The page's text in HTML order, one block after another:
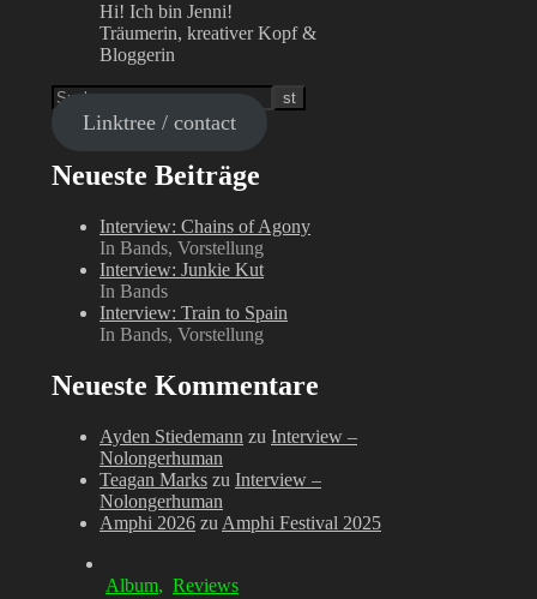
Hi! Ich bin Jenni!
Träumerin, kreativer Kopf &
Bloggerin
Linktree / contact
Neueste Beiträge
Interview: Chains of Agony
In Bands, Vorstellung
Interview: Junkie Kut
In Bands
Interview: Train to Spain
In Bands, Vorstellung
Neueste Kommentare
Ayden Stiedemann zu Interview –
Nolongerhuman
Teagan Marks zu Interview –
Nolongerhuman
Amphi 2026 zu Amphi Festival 2025
Album, Reviews